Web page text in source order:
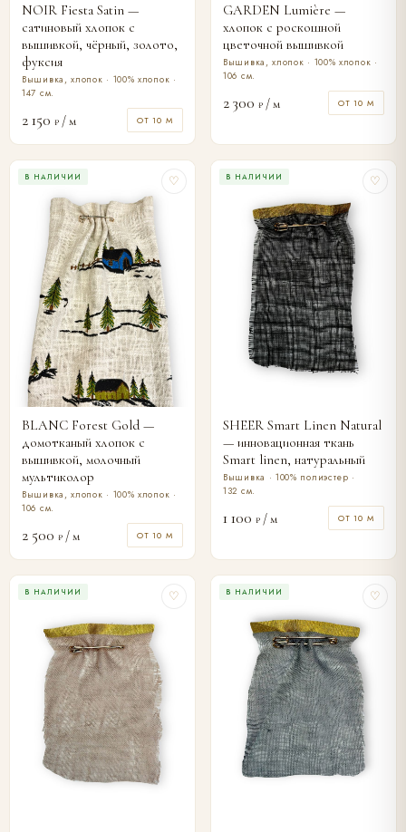
NOIR Fiesta Satin —
сатиновый хлопок с
вышивкой, чёрный, золото,
фуксия
Вышивка, хлопок · 100% хлопок ·
147 см.
2 150 ₽ / м ОТ 10 М
GARDEN Lumière —
хлопок с роскошной
цветочной вышивкой
Вышивка, хлопок · 100% хлопок ·
106 см.
2 300 ₽ / м ОТ 10 М
В НАЛИЧИИ ♡
BLANC Forest Gold —
домотканый хлопок с
вышивкой, молочный
мультиколор
Вышивка, хлопок · 100% хлопок ·
106 см.
2 500 ₽ / м ОТ 10 М
В НАЛИЧИИ ♡
SHEER Smart Linen Natural
— инновационная ткань
Smart linen, натуральный
Вышивка · 100% полиэстер ·
132 см.
1 100 ₽ / м ОТ 10 М
В НАЛИЧИИ ♡ В НАЛИЧИИ ♡